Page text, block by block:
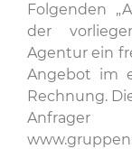
Folgenden
der
Agentur ein
Angebot im
Rechnung.